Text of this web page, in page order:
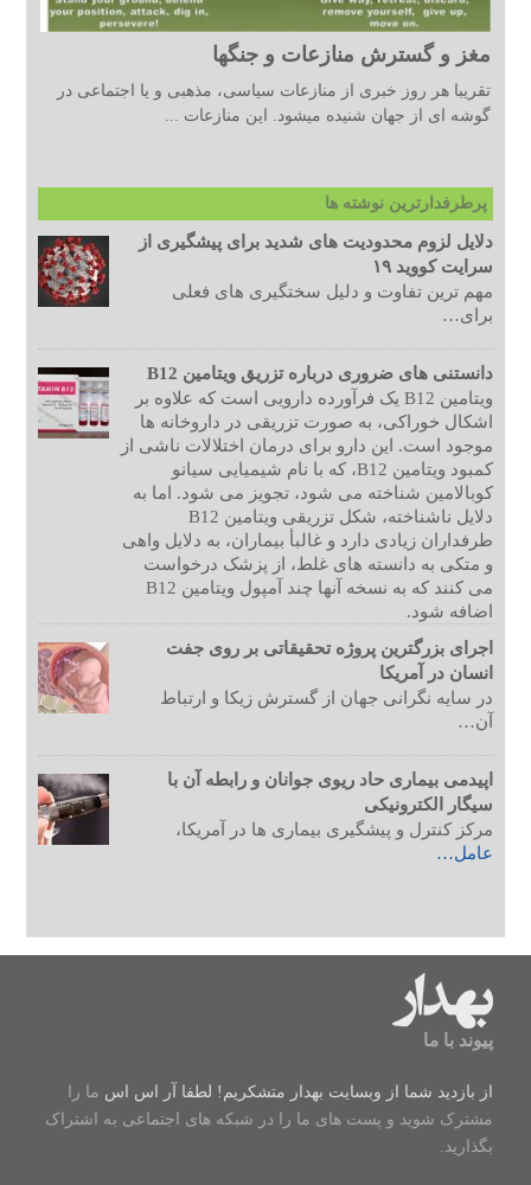
مغز و گسترش منازعات و جنگها
تقریبا هر روز خبری از منازعات سیاسی، مذهبی و یا اجتماعی در
گوشه ای از جهان شنیده میشود. این منازعات ...
پرطرفدارترین نوشته ها
دلایل لزوم محدودیت های شدید برای پیشگیری از
سرایت کووید ۱۹
مهم ترین تفاوت و دلیل سختگیری های فعلی
برای…
دانستنی های ضروری درباره تزریق ویتامین B12
ویتامین B12 یک فرآورده دارویی است که علاوه بر
اشکال خوراکی، به صورت تزریقی در داروخانه ها
موجود است. این دارو برای درمان اختلالات ناشی از
کمبود ویتامین B12، که با نام شیمیایی سیانو
کوبالامین شناخته می شود، تجویز می شود. اما به
دلایل ناشناخته، شکل تزریقی ویتامین B12
طرفداران زیادی دارد و غالبأ بیماران، به دلایل واهی
و متکی به دانسته های غلط، از پزشک درخواست
می کنند که به نسخه آنها چند آمپول ویتامین B12
اضافه شود.
اجرای بزرگترین پروژه تحقیقاتی بر روی جفت
انسان در آمریکا
در سایه نگرانی جهان از گسترش زیکا و ارتباط
آن…
اپیدمی بیماری حاد ریوی جوانان و رابطه آن با
سیگار الکترونیکی
مرکز کنترل و پیشگیری بیماری ها در آمریکا،
عامل…
پیوند با ما
از بازدید شما از وبسایت بهدار متشکریم! لطفا آر اس اس ما را
مشترک شوید و پست های ما را در شبکه های اجتماعی به اشتراک
بگذارید.